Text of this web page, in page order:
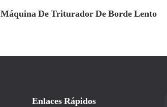
Máquina De Triturador De Borde Lento
Enlaces Rápidos